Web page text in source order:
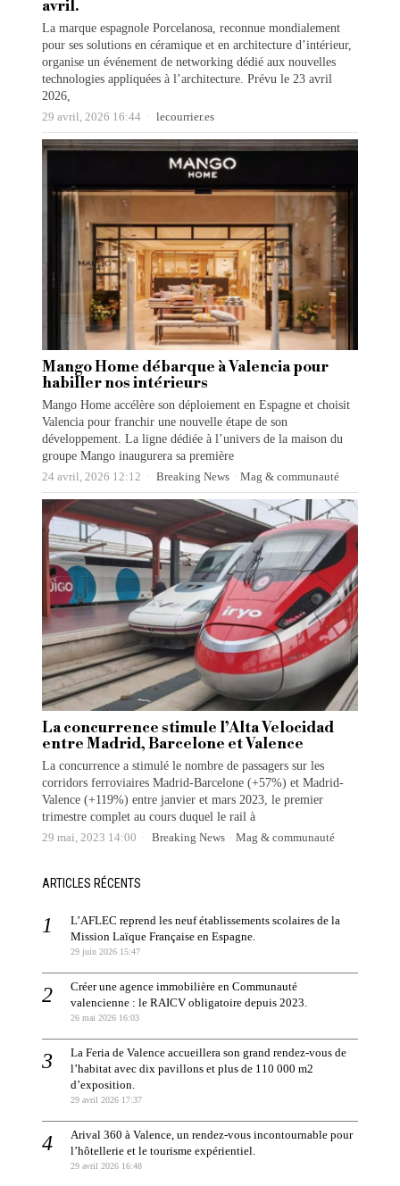
avril.
La marque espagnole Porcelanosa, reconnue mondialement
pour ses solutions en céramique et en architecture d’intérieur,
organise un événement de networking dédié aux nouvelles
technologies appliquées à l’architecture. Prévu le 23 avril
2026,
29 avril, 2026 16:44 lecourrier.es
Mango Home débarque à Valencia pour
habiller nos intérieurs
Mango Home accélère son déploiement en Espagne et choisit
Valencia pour franchir une nouvelle étape de son
développement. La ligne dédiée à l’univers de la maison du
groupe Mango inaugurera sa première
24 avril, 2026 12:12 Breaking News · Mag & communauté
La concurrence stimule l’Alta Velocidad
entre Madrid, Barcelone et Valence
La concurrence a stimulé le nombre de passagers sur les
corridors ferroviaires Madrid-Barcelone (+57%) et Madrid-
Valence (+119%) entre janvier et mars 2023, le premier
trimestre complet au cours duquel le rail à
29 mai, 2023 14:00 Breaking News · Mag & communauté
ARTICLES RÉCENTS
L’AFLEC reprend les neuf établissements scolaires de la
Mission Laïque Française en Espagne.
29 juin 2026 15:47
Créer une agence immobilière en Communauté
valencienne : le RAICV obligatoire depuis 2023.
26 mai 2026 16:03
La Feria de Valence accueillera son grand rendez-vous de
l’habitat avec dix pavillons et plus de 110 000 m2
d’exposition.
29 avril 2026 17:37
Arival 360 à Valence, un rendez-vous incontournable pour
l’hôtellerie et le tourisme expérientiel.
29 avril 2026 16:48